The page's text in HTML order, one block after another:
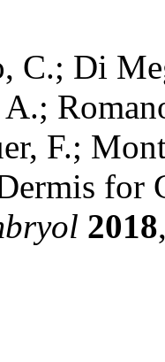
C.; Di
F.;
for
2018,